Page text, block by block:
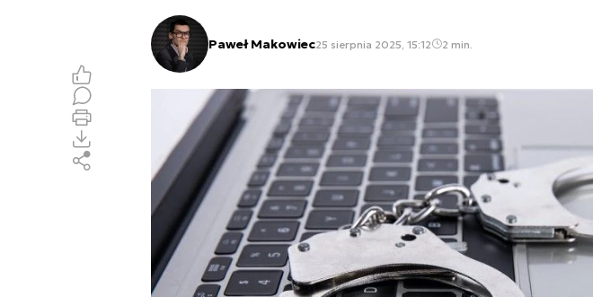
Paweł Makowiec25 sierpnia 2025, 15:12 2 min.